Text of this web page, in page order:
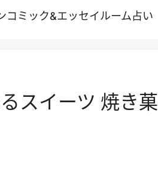
コミック&エッセイルーム占い
スイーツ 焼き菓